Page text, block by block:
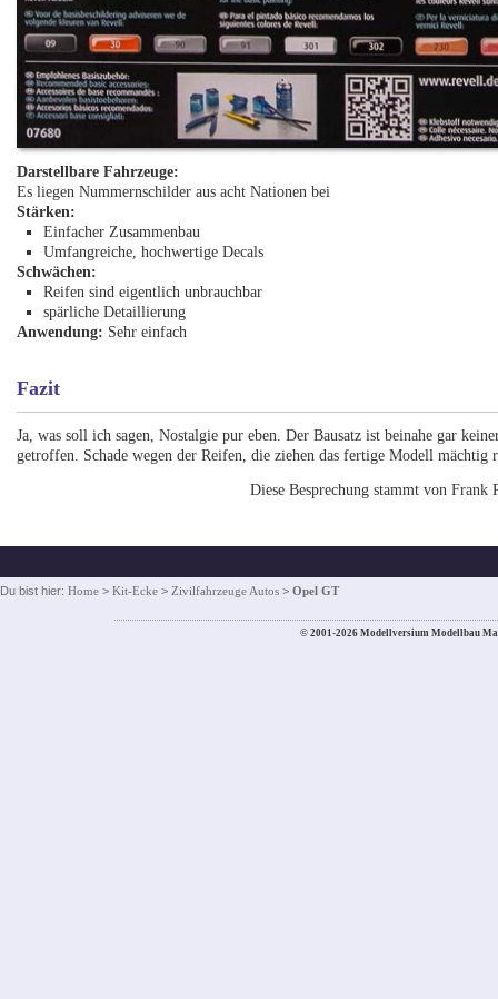
Darstellbare Fahrzeuge:
Es liegen Nummernschilder aus acht Nationen bei
Stärken:
Einfacher Zusammenbau
Umfangreiche, hochwertige Decals
Schwächen:
Reifen sind eigentlich unbrauchbar
spärliche Detaillierung
Anwendung: Sehr einfach
Fazit
Ja, was soll ich sagen, Nostalgie pur eben. Der Bausatz ist beinahe gar
getroffen. Schade wegen der Reifen, die ziehen das fertige Modell mächtig
Diese Besprechung stammt von Frank
Du bist hier: Home > Kit-Ecke > Zivilfahrzeuge Autos > Opel GT
© 2001-2026 Modellversium Modellbau